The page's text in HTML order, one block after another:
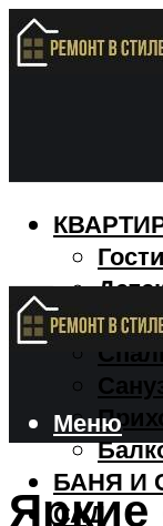
БАНЯ И
САД
Меню
Яркие